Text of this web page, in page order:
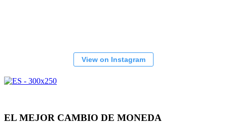
View on Instagram
EL MEJOR CAMBIO DE MONEDA